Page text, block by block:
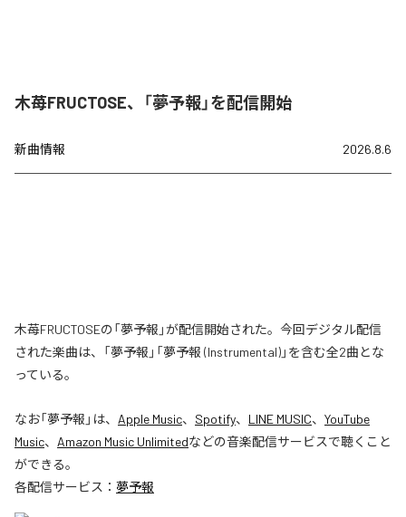
木苺FRUCTOSE、「夢予報」を配信開始
新曲情報 2026.8.6
木苺FRUCTOSEの「夢予報」が配信開始された。今回デジタル配信
された楽曲は、「夢予報」「夢予報 (Instrumental)」を含む全2曲とな
っている。
なお「夢予報 」は、 Apple Music、 Spotify、 LINE MUSIC、 YouTube
Music、 Amazon Music Unlimitedなどの音楽配信サービスで聴くこと
ができる。
各配信サービス： 夢予報